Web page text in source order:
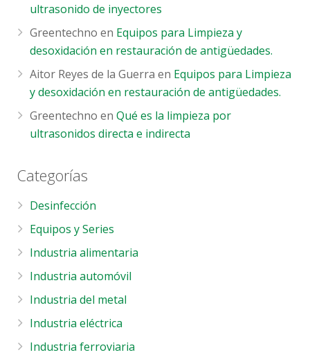
ultrasonido de inyectores
Greentechno en Equipos para Limpieza y
desoxidación en restauración de antigüedades.
Aitor Reyes de la Guerra en Equipos para Limpieza
y desoxidación en restauración de antigüedades.
Greentechno enQué es la limpieza por
ultrasonidos directa e indirecta
Categorías
Desinfección
Equipos y Series
Industria alimentaria
Industria automóvil
Industria del metal
Industria eléctrica
Industria ferroviaria